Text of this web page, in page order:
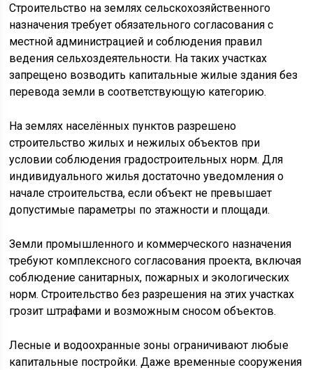
Строительство на землях сельскохозяйственного
назначения требует обязательного согласования с
местной администрацией и соблюдения правил
ведения сельхоздеятельности. На таких участках
запрещено возводить капитальные жилые здания без
перевода земли в соответствующую категорию.
На землях населённых пунктов разрешено
строительство жилых и нежилых объектов при
условии соблюдения градостроительных норм. Для
индивидуального жилья достаточно уведомления о
начале строительства, если объект не превышает
допустимые параметры по этажности и площади.
Земли промышленного и коммерческого назначения
требуют комплексного согласования проекта, включая
соблюдение санитарных, пожарных и экологических
норм. Строительство без разрешения на этих участках
грозит штрафами и возможным сносом объектов.
Лесные и водоохранные зоны ограничивают любые
капитальные постройки. Даже временные сооружения